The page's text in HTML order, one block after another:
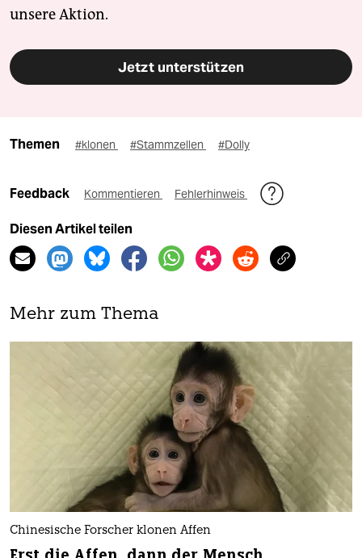
unsere Aktion.
Jetzt unterstützen
Themen #klonen #Stammzellen #Dolly
Feedback Kommentieren Fehlerhinweis
Diesen Artikel teilen
Mehr zum Thema
Chinesische Forscher klonen Affen